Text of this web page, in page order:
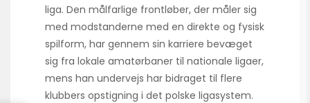
liga. Den målfarlige frontløber, der måler sig
med modstanderne med en direkte og fysisk
spilform, har gennem sin karriere bevæget
sig fra lokale amatørbaner til nationale ligaer,
mens han undervejs har bidraget til flere
klubbers opstigning i det polske ligasystem.